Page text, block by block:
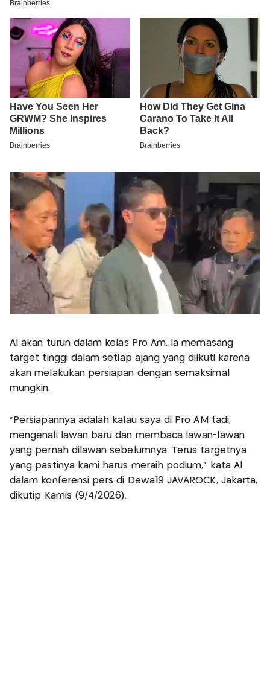
Al akan turun dalam kelas Pro Am. Ia memasang
target tinggi dalam setiap ajang yang diikuti karena
akan melakukan persiapan dengan semaksimal
mungkin.
"Persiapannya adalah kalau saya di Pro AM tadi,
mengenali lawan baru dan membaca lawan-lawan
yang pernah dilawan sebelumnya. Terus targetnya
yang pastinya kami harus meraih podium," kata Al
dalam konferensi pers di Dewa19 JAVAROCK, Jakarta,
dikutip Kamis (9/4/2026).